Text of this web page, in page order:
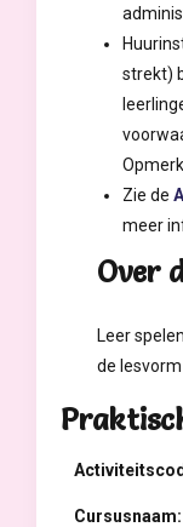
strekt)
Zie de
meer
Over
Leer
de lesvorm
Cursusnaam: